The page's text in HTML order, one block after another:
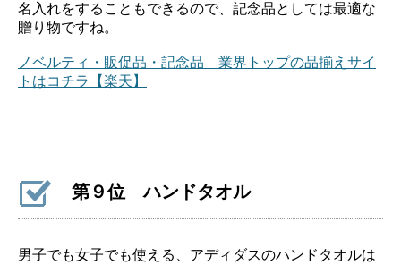
名入れをすることもできるので、記念品としては最適な
贈り物ですね。
ノベルティ・販促品・記念品 業界トップの品揃えサイ
トはコチラ【楽天】
第９位 ハンドタオル
男子でも女子でも使える、アディダスのハンドタオルは